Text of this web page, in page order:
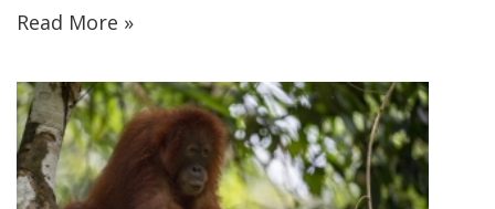
Read More »